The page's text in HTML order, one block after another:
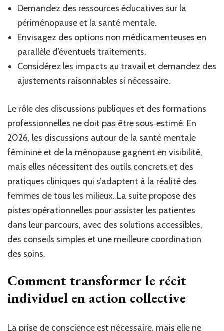
Demandez des ressources éducatives sur la
périménopause et la santé mentale.
Envisagez des options non médicamenteuses en
parallèle d’éventuels traitements.
Considérez les impacts au travail et demandez des
ajustements raisonnables si nécessaire.
Le rôle des discussions publiques et des formations
professionnelles ne doit pas être sous‑estimé. En
2026, les discussions autour de la santé mentale
féminine et de la ménopause gagnent en visibilité,
mais elles nécessitent des outils concrets et des
pratiques cliniques qui s’adaptent à la réalité des
femmes de tous les milieux. La suite propose des
pistes opérationnelles pour assister les patientes
dans leur parcours, avec des solutions accessibles,
des conseils simples et une meilleure coordination
des soins.
Comment transformer le récit
individuel en action collective
La prise de conscience est nécessaire, mais elle ne